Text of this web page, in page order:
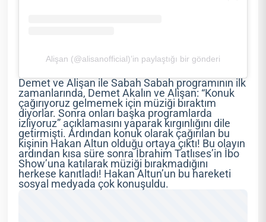
Alişan (@alisanofficial)’in paylaştığı bir gönderi
Demet ve Alişan ile Sabah Sabah programının ilk
zamanlarında, Demet Akalın ve Alişan: “Konuk
çağırıyoruz gelmemek için müziği bıraktım
diyorlar. Sonra onları başka programlarda
izliyoruz” açıklamasını yaparak kırgınlığını dile
getirmişti. Ardından konuk olarak çağırılan bu
kişinin Hakan Altun olduğu ortaya çıktı! Bu olayın
ardından kısa süre sonra İbrahim Tatlıses’in İbo
Show’una katılarak müziği bırakmadığını
herkese kanıtladı! Hakan Altun’un bu hareketi
sosyal medyada çok konuşuldu.